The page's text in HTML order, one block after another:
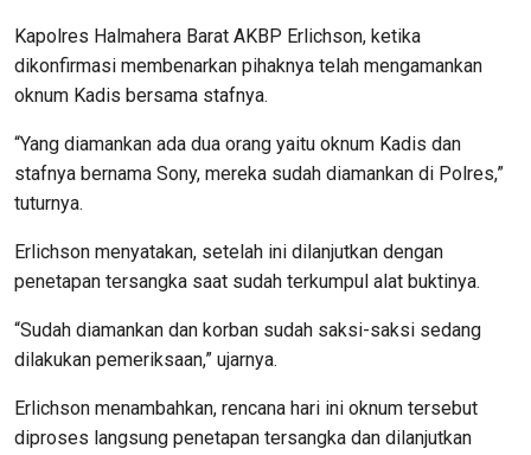
Kapolres Halmahera Barat AKBP Erlichson, ketika
dikonfirmasi membenarkan pihaknya telah mengamankan
oknum Kadis bersama stafnya.
“Yang diamankan ada dua orang yaitu oknum Kadis dan
stafnya bernama Sony, mereka sudah diamankan di Polres,”
tuturnya.
Erlichson menyatakan, setelah ini dilanjutkan dengan
penetapan tersangka saat sudah terkumpul alat buktinya.
“Sudah diamankan dan korban sudah saksi-saksi sedang
dilakukan pemeriksaan,” ujarnya.
Erlichson menambahkan, rencana hari ini oknum tersebut
diproses langsung penetapan tersangka dan dilanjutkan